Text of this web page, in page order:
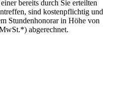
einer bereits durch Sie erteilten
sind kostenpflichtig und
Stundenhonorar in Höhe von
abgerechnet.